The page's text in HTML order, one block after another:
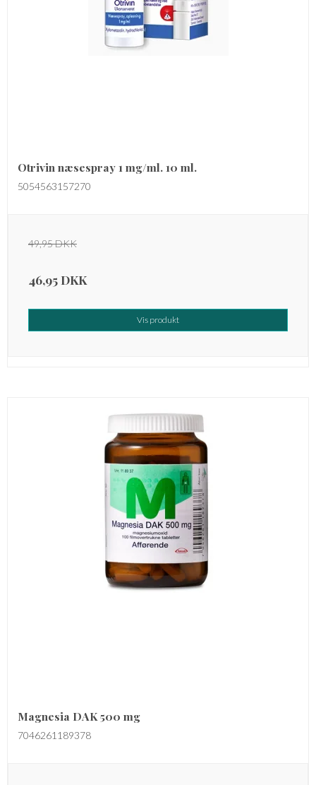
Otrivin næsespray 1 mg/ml. 10 ml.
5054563157270
49,95 DKK
46,95 DKK
Vis produkt
Magnesia DAK 500 mg
7046261189378